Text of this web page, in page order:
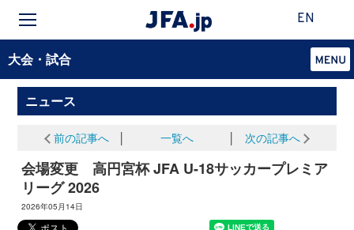
EN
大会・試合
ニュース
前の記事へ 一覧へ 次の記事へ
会場変更 高円宮杯 JFA U-18サッカープレミア
リーグ 2026
2026年05月14日